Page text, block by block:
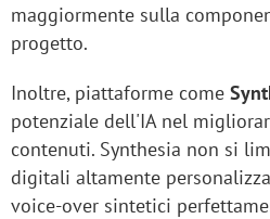
maggiormente sulla
progetto.
Inoltre, piattaforme come
potenziale dell'IA nel
contenuti. Synthesia non si
digitali altamente
voice-over sintetici